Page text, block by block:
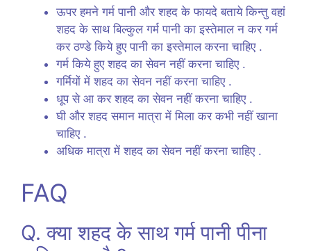
ऊपर हमने गर्म पानी और शहद के फायदे बताये किन्तु वहां
शहद के साथ बिल्कुल गर्म पानी का इस्तेमाल न कर गर्म
कर ठण्डे किये हुए पानी का इस्तेमाल करना चाहिए .
गर्म किये हुए शहद का सेवन नहीं करना चाहिए .
गर्मियों में शहद का सेवन नहीं करना चाहिए .
धूप से आ कर शहद का सेवन नहीं करना चाहिए .
घी और शहद समान मात्रा में मिला कर कभी नहीं खाना
चाहिए .
अधिक मात्रा में शहद का सेवन नहीं करना चाहिए .
FAQ
Q. क्या शहद के साथ गर्म पानी पीना